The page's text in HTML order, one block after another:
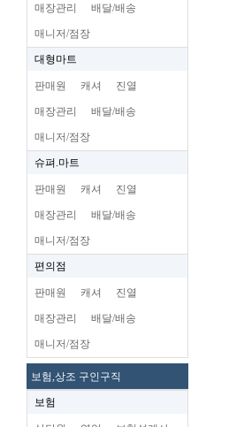
매장관리 배달/배송
매니저/점장
대형마트
판매원 캐셔 진열
매장관리 배달/배송
매니저/점장
슈펴.마트
판매원 캐셔 진열
매장관리 배달/배송
매니저/점장
편의점
판매원 캐셔 진열
매장관리 배달/배송
매니저/점장
보험,상조 구인구직
보험